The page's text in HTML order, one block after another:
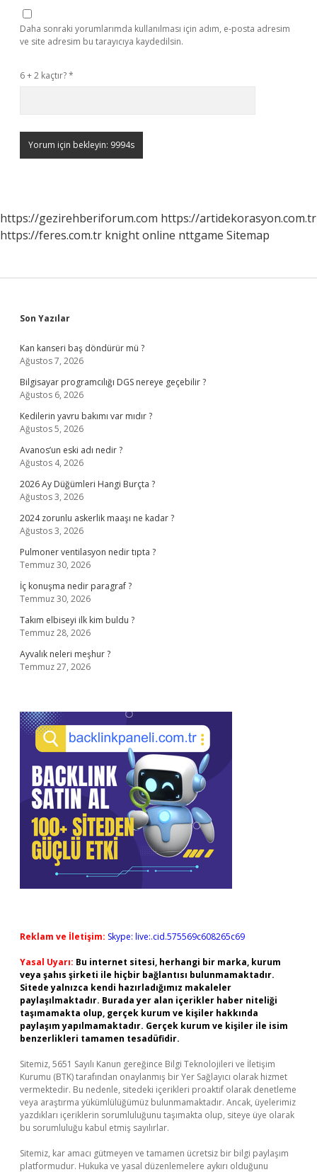
Daha sonraki yorumlarımda kullanılması için adım, e-posta adresim
ve site adresim bu tarayıcıya kaydedilsin.
6 + 2 kaçtır?*
https://gezirehberiforum.com https://artidekorasyon.com.tr
https://feres.com.tr knight online nttgame Sitemap
Sidebar
Son Yazılar
Kan kanseri baş döndürür mü ?
Ağustos 7, 2026
Bilgisayar programcılığı DGS nereye geçebilir ?
Ağustos 6, 2026
Kedilerin yavru bakımı var mıdır ?
Ağustos 5, 2026
Avanos’un eski adı nedir ?
Ağustos 4, 2026
2026 Ay Düğümleri Hangi Burçta ?
Ağustos 3, 2026
2024 zorunlu askerlik maaşı ne kadar ?
Ağustos 3, 2026
Pulmoner ventilasyon nedir tıpta ?
Temmuz 30, 2026
İç konuşma nedir paragraf ?
Temmuz 30, 2026
Takım elbiseyi ilk kim buldu ?
Temmuz 28, 2026
Ayvalık neleri meşhur ?
Temmuz 27, 2026
Reklam ve İletişim: Skype: live:.cid.575569c608265c69
Yasal Uyarı: Bu internet sitesi, herhangi bir marka, kurum
veya şahıs şirketi ile hiçbir bağlantısı bulunmamaktadır.
Sitede yalnızca kendi hazırladığımız makaleler
paylaşılmaktadır. Burada yer alan içerikler haber niteliği
taşımamakta olup, gerçek kurum ve kişiler hakkında
paylaşım yapılmamaktadır. Gerçek kurum ve kişiler ile isim
benzerlikleri tamamen tesadüfidir.
Sitemiz, 5651 Sayılı Kanun gereğince Bilgi Teknolojileri ve İletişim
Kurumu (BTK) tarafından onaylanmış bir Yer Sağlayıcı olarak hizmet
vermektedir. Bu nedenle, sitedeki içerikleri proaktif olarak denetleme
veya araştırma yükümlülüğümüz bulunmamaktadır. Ancak, üyelerimiz
yazdıkları içeriklerin sorumluluğunu taşımakta olup, siteye üye olarak
bu sorumluluğu kabul etmiş sayılırlar.
Sitemiz, kar amacı gütmeyen ve tamamen ücretsiz bir bilgi paylaşım
platformudur. Hukuka ve yasal düzenlemelere aykırı olduğunu